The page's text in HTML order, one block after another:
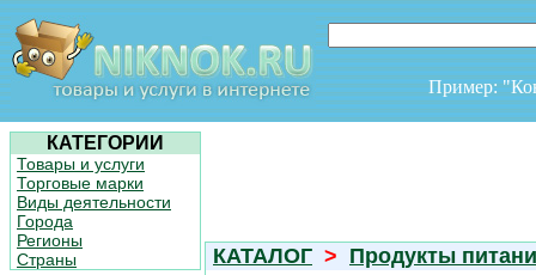
Пример:
КАТЕГОРИИ
Товары и услуги
Торговые марки
Виды деятельности
Города
Регионы
Страны
КАТАЛОГ > Продукты